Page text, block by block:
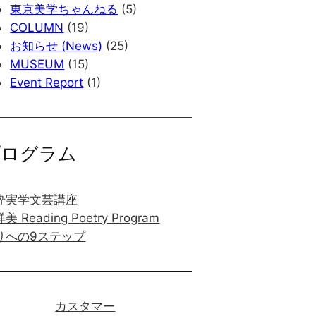
東京美学ちゃんねる (5)
COLUMN (19)
お知らせ (News) (25)
MUSEUM (15)
Event Report (1)
グラム
実学文芸講座
美 Reading Poetry Program
への9ステップ
カスタマー